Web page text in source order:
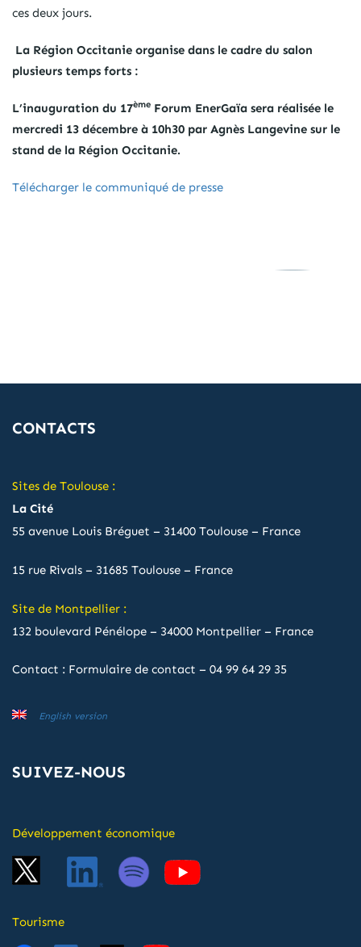
ces deux jours.
La Région Occitanie organise dans le cadre du salon
plusieurs temps forts :
L’inauguration du 17ème Forum EnerGaïa sera réalisée le
mercredi 13 décembre à 10h30 par Agnès Langevine sur le
stand de la Région Occitanie.
Télécharger le communiqué de presse
CONTACTS
Sites de Toulouse :
La Cité
55 avenue Louis Bréguet – 31400 Toulouse – France
15 rue Rivals – 31685 Toulouse – France
Site de Montpellier :
132 boulevard Pénélope – 34000 Montpellier – France
Contact : Formulaire de contact – 04 99 64 29 35
English version
SUIVEZ-NOUS
Développement économique
Tourisme